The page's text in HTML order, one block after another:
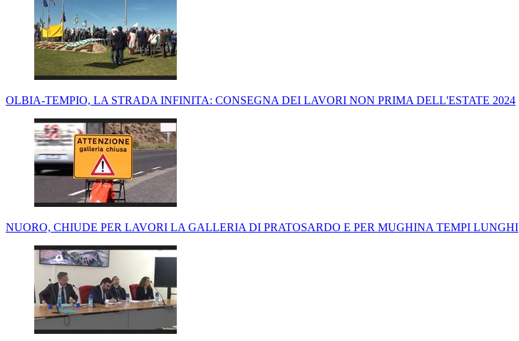
OLBIA-TEMPIO, LA STRADA INFINITA: CONSEGNA DEI LAVORI NON PRIMA DELL'ESTATE 2024
NUORO, CHIUDE PER LAVORI LA GALLERIA DI PRATOSARDO E PER MUGHINA TEMPI LUNGHI